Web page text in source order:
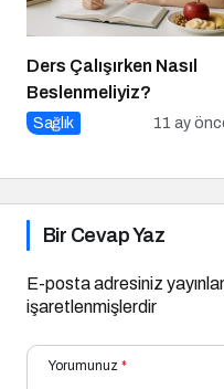
Ders Çalışırken Nasıl
Beslenmeliyiz?
Sağlık 11 ay
Bir Cevap Yaz
E-posta adresiniz
işaretlenmişlerdir
Yorumunuz *